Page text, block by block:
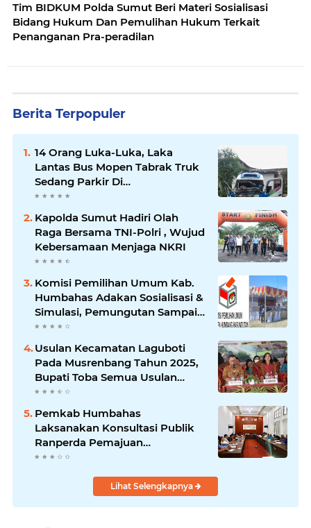
Tim BIDKUM Polda Sumut Beri Materi Sosialisasi
Bidang Hukum Dan Pemulihan Hukum Terkait
Penanganan Pra-peradilan
Berita Terpopuler
14 Orang Luka-Luka, Laka
Lantas Bus Mopen Tabrak Truk
Sedang Parkir Di
Siborongborong
Kapolda Sumut Hadiri Olah
Raga Bersama TNI-Polri , Wujud
Kebersamaan Menjaga NKRI
Komisi Pemilihan Umum Kab.
Humbahas Adakan Sosialisasi &
Simulasi, Pemungutan Sampai
Rekapitulasi Suara.
Usulan Kecamatan Laguboti
Pada Musrenbang Tahun 2025,
Bupati Toba Semua Usulan
Harus Mendukung
Pertumbuhan Pariwisata.
Pemkab Humbahas
Laksanakan Konsultasi Publik
Ranperda Pemajuan
Kebudayaan Daerah
Lihat Selengkapnya